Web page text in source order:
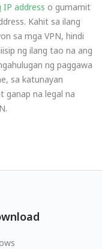
IP address o gumamit
Kahit sa ilang
sa mga VPN, hindi
ng ilang tao na ang
ng paggawa
sa katunayan
ganap na legal na